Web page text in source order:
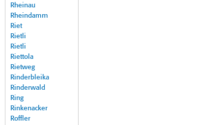
Rheinau
Rheindamm
Riet
Rietli
Rietli
Riettola
Rietweg
Rinderbleika
Rinderwald
Ring
Rinkenacker
Roffler